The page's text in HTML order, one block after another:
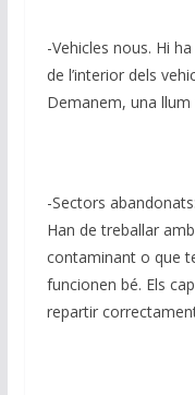
-Vehicles nous. Hi
de l’interior dels
Demanem, una
-Sectors
Han de treballar
contaminant o que
funcionen bé. Els
repartir